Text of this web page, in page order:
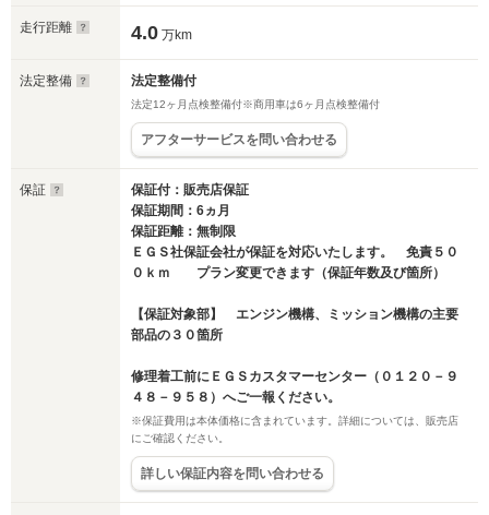
走行距離 4.0 万km
法定整備 法定整備付
法定12ヶ月点検整備付※商用車は6ヶ月点検整備付
アフターサービスを問い合わせる
保証
保証付：販売店保証
保証期間：6ヵ月
保証距離：無制限
ＥＧＳ社保証会社が保証を対応いたします。 免責５０
０ｋｍ プラン変更できます（保証年数及び箇所）
【保証対象部】 エンジン機構、ミッション機構の主要
部品の３０箇所
修理着工前にＥＧＳカスタマーセンター（０１２０－９
４８－９５８）へご一報ください。
※保証費用は本体価格に含まれています。詳細については、販売店
にご確認ください。
詳しい保証内容を問い合わせる